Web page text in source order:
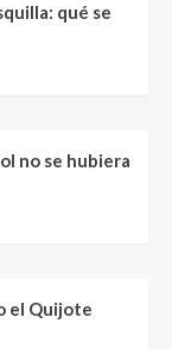
qué se
no se hubiera
el Quijote